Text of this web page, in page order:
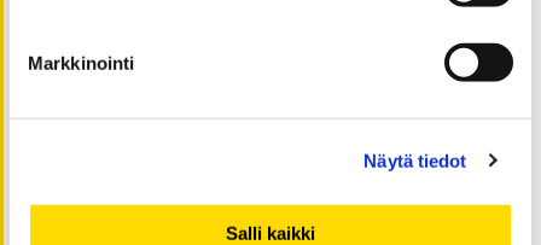
Markkinointi
Näytä tiedot
Salli kaikki
syyskuu 2020